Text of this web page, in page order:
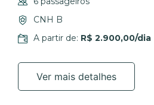
CNH B
A partir de: R$ 2.900,00/dia
Ver mais detalhes